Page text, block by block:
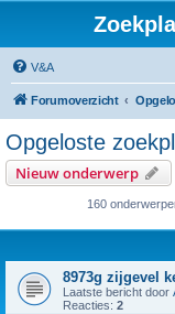
V&A
Forumoverzicht
Opgeloste
Nieuw onderwerp
160
8973g zijgevel
Laatste bericht door
Reacties: 2